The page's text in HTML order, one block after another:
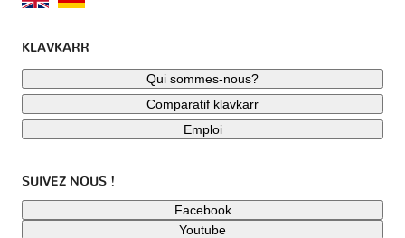
KLAVKARR
Qui sommes-nous?
Comparatif klavkarr
Emploi
SUIVEZ NOUS !
Facebook
Youtube